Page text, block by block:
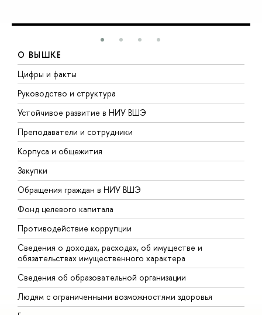
О ВЫШКЕ
Цифры и факты
Руководство и структура
Устойчивое развитие в НИУ ВШЭ
Преподаватели и сотрудники
Корпуса и общежития
Закупки
Обращения граждан в НИУ ВШЭ
Фонд целевого капитала
Противодействие коррупции
Сведения о доходах, расходах, об имуществе и
обязательствах имущественного характера
Сведения об образовательной организации
Людям с ограниченными возможностями здоровья